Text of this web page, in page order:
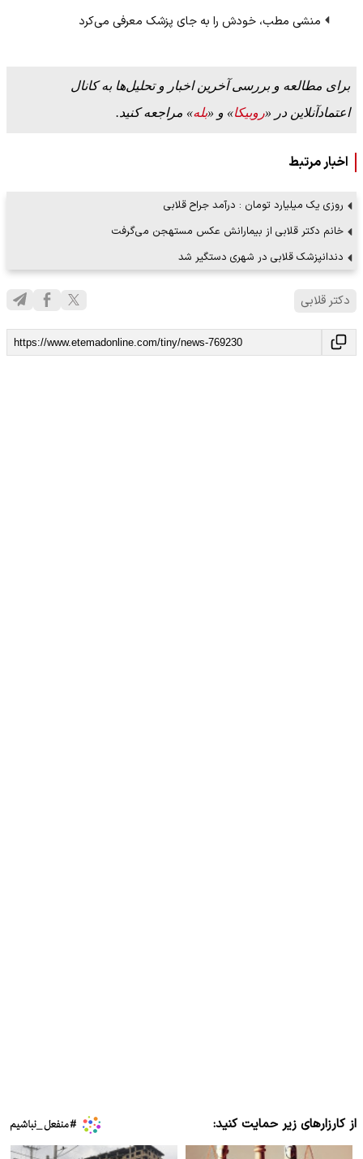
منشی مطب، خودش را به جای پزشک معرفی می‌کرد
برای مطالعه و بررسی آخرین اخبار و تحلیل‌ها به کانال
اعتمادآنلاین در «روبیکا» و «بله» مراجعه کنید.
اخبار مرتبط
روزی یک‌ میلیارد تومان : درآمد جراح قلابی
خانم دکتر قلابی از بیمارانش عکس مستهجن می‌گرفت
دندانپزشک قلابی در شهری دستگیر شد
دکتر قلابی
از کارزارهای زیر حمایت کنید: